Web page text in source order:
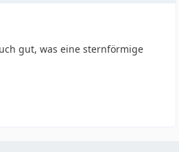
gut, was eine sternförmige